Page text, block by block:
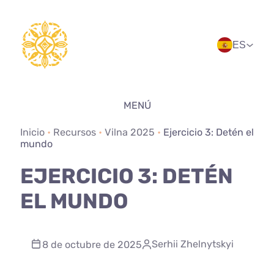
contenido
ES
MENÚ
Inicio • Recursos • Vilna 2025 • Ejercicio 3: Detén el
mundo
EJERCICIO 3: DETÉN
EL MUNDO
8 de octubre de 2025 Serhii Zhelnytskyi